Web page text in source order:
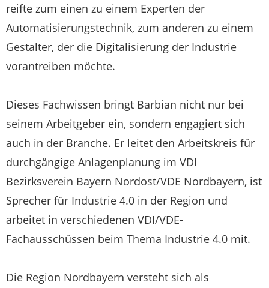
reifte zum einen zu einem Experten der
Automatisierungstechnik, zum anderen zu einem
Gestalter, der die Digitalisierung der Industrie
vorantreiben möchte.
Dieses Fachwissen bringt Barbian nicht nur bei
seinem Arbeitgeber ein, sondern engagiert sich
auch in der Branche. Er leitet den Arbeitskreis für
durchgängige Anlagenplanung im VDI
Bezirksverein Bayern Nordost/VDE Nordbayern, ist
Sprecher für Industrie 4.0 in der Region und
arbeitet in verschiedenen VDI/VDE-
Fachausschüssen beim Thema Industrie 4.0 mit.
Die Region Nordbayern versteht sich als